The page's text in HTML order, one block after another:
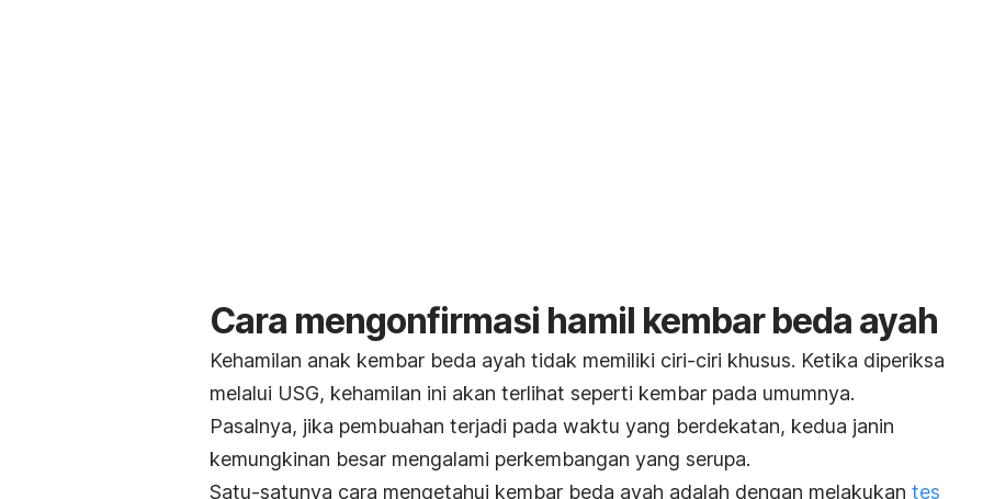
Cara mengonfirmasi hamil kembar beda ayah
Kehamilan anak kembar beda ayah tidak memiliki ciri-ciri khusus. Ketika diperiksa
melalui USG, kehamilan ini akan terlihat seperti kembar pada umumnya.
Pasalnya, jika pembuahan terjadi pada waktu yang berdekatan, kedua janin
kemungkinan besar mengalami perkembangan yang serupa.
Satu-satunya cara mengetahui kembar beda ayah adalah dengan melakukan tes